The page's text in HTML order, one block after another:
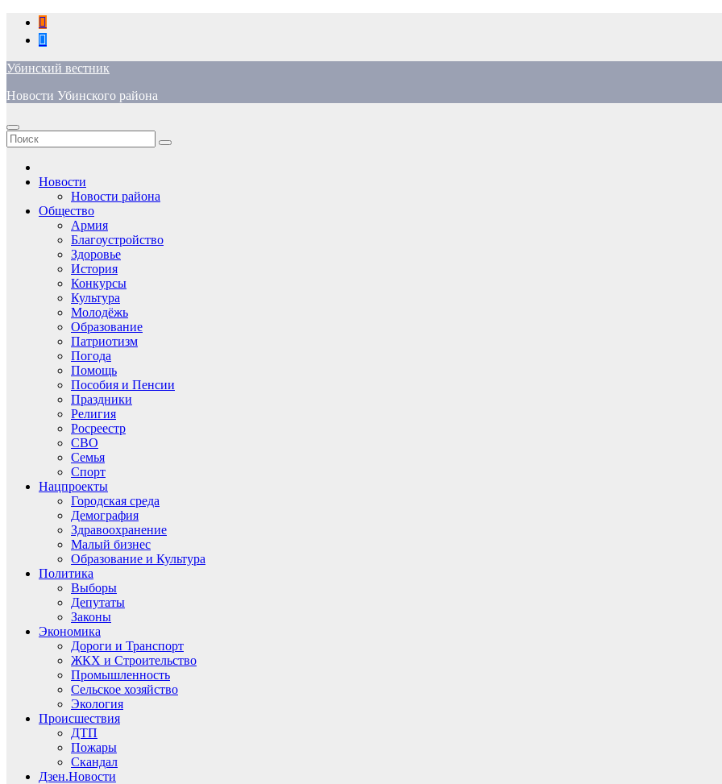
Перейти
содержимому
Убинский вестник
Новости Убинского района
Новости
Новости района
Общество
Армия
Благоустройство
Здоровье
История
Конкурсы
Культура
Молодёжь
Образование
Патриотизм
Погода
Помощь
Пособия и Пенсии
Праздники
Религия
Росреестр
СВО
Семья
Спорт
Нацпроекты
Городская среда
Демография
Здравоохранение
Малый бизнес
Образование и Культура
Политика
Выборы
Депутаты
Законы
Экономика
Дороги и Транспорт
ЖКХ и Строительство
Промышленность
Сельское хозяйство
Экология
Происшествия
ДТП
Пожары
Скандал
Дзен.Новости